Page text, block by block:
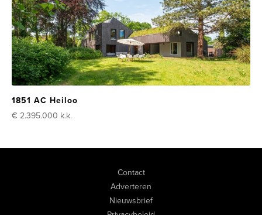
1851 AC Heiloo
€ 2.395.000 k.k.
Contact
Adverteren
Nieuwsbrief